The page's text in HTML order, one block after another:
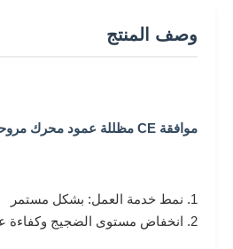
وصف المنتج
موافقة CE مظللة عمود محرك مروحة المبخر YZF82-26
1. نمط خدمة العمل: بشكل مستمر
2. انخفاض مستوى الضجيج وكفاءة عالية